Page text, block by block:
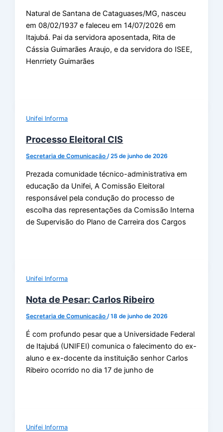
Natural de Santana de Cataguases/MG, nasceu
em 08/02/1937 e faleceu em 14/07/2026 em
Itajubá. Pai da servidora aposentada, Rita de
Cássia Guimarães Araujo, e da servidora do ISEE,
Henrriety Guimarães
Unifei Informa
Processo Eleitoral CIS
Secretaria de Comunicação/25 de junho de 2026
Prezada comunidade técnico-administrativa em
educação da Unifei, A Comissão Eleitoral
responsável pela condução do processo de
escolha das representações da Comissão Interna
de Supervisão do Plano de Carreira dos Cargos
Unifei Informa
Nota de Pesar: Carlos Ribeiro
Secretaria de Comunicação/18 de junho de 2026
É com profundo pesar que a Universidade Federal
de Itajubá (UNIFEI) comunica o falecimento do ex-
aluno e ex-docente da instituição senhor Carlos
Ribeiro ocorrido no dia 17 de junho de
Unifei Informa